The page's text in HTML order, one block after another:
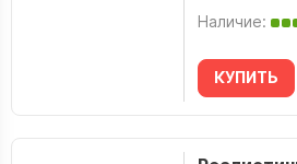
Наличие:
КУПИТЬ